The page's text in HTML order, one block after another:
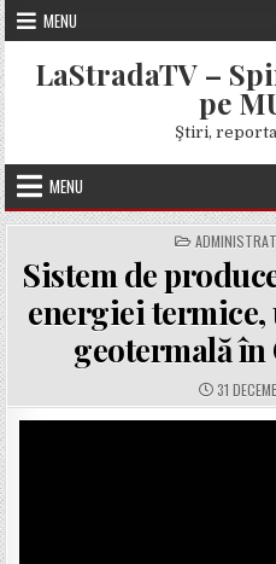
Skip
to
content
MENU
LaStradaTV –
pe
Ştiri,
MENU
POSTED
IN
Sistem de
energiei
geotermală în
DATE:
31